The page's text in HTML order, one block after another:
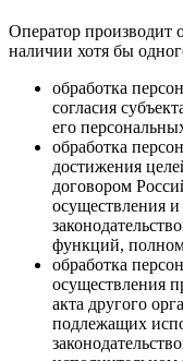
Оператор производит
наличии хотя бы
обработка
согласия
его
обработка
достижения
договором
осуществления
функций,
обработка
осуществления
акта другого
подлежащих